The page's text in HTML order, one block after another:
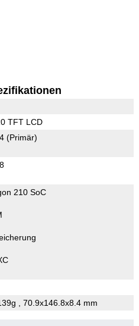
TFT LCD
(Primär)
210 SoC
, 70.9x146.8x8.4 mm